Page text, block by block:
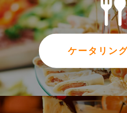
ケータリン